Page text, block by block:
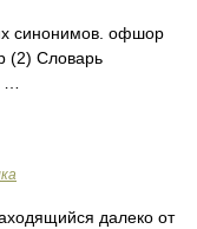
синонимов. офшор
(2) Словарь
далеко от